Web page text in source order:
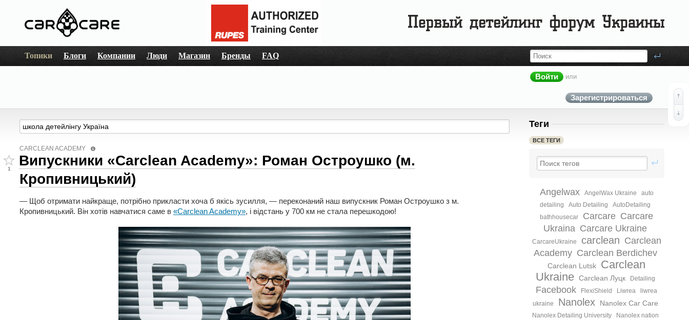
Топики Блоги Компании Люди Магазин Бренды FAQ
Войти или
Зарегистрироваться
Теги
ВСЕ ТЕГИ
Angelwax AngelWax Ukraine
auto
detailing
Auto Detailing‬
AutoDetailing‬
bathhousecar
Carcare Carcare
Ukraina Carcare Ukraine
CarcareUkraine carclean Carclean
Academy Carclean Berdichev
Carclean Lutsk
Carclean
Ukraine Carclean Луцк Detailing‬
Facebook FlexiShield Liwrea
liwrea
ukraine
Nanolex Nanolex Car Care
Nanolex Detailing University
Nanolex nation
CARCLEAN ACADEMY
1
Випускники «Carclean Academy»: Роман Остроушко (м.
Кропивницький)
— Щоб отримати найкраще, потрібно прикласти хоча б якісь зусилля, — переконаний наш випускник Роман Остроушко з м.
Кропивницький. Він хотів навчатися саме в «Carclean Academy», і відстань у 700 км не стала перешкодою!